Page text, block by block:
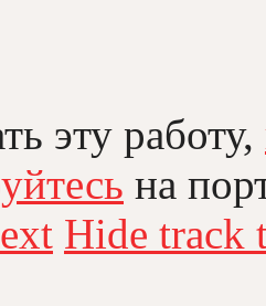
эту работу,
на
Hide track